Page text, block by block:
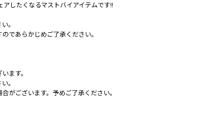
したくなるマストバイアイテムです!!
。
であらかじめご了承ください。
ます。
。
がございます。予めご了承ください。